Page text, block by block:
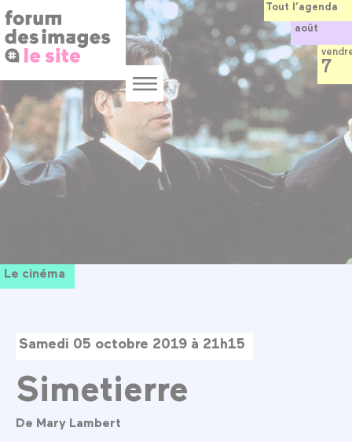
Panneau de gestion des cookies
au
contenu
principal
Menu
Le cinéma
Samedi 05 octobre 2019 à 21h15
Simetierre
De Mary Lambert
Tout l’agenda
août
7